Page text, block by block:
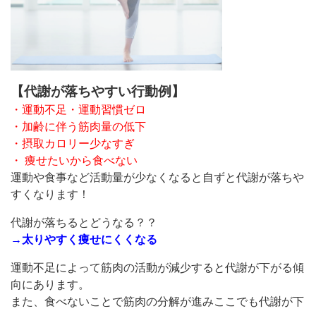
【代謝が落ちやすい行動例】
・運動不足・運動習慣ゼロ
・加齢に伴う筋肉量の低下
・摂取カロリー少なすぎ
・ 痩せたいから食べない
運動や食事など活動量が少なくなると自ずと代謝が落ちや
すくなります！
代謝が落ちるとどうなる？？
→太りやすく痩せにくくなる
運動不足によって筋肉の活動が減少すると代謝が下がる傾
向にあります。
また、食べないことで筋肉の分解が進みここでも代謝が下